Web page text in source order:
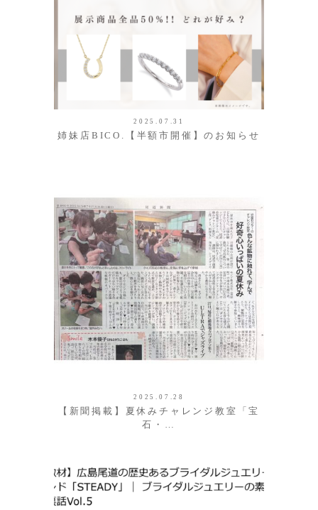
2025.07.31
姉妹店BICO.【半額市開催】のお知らせ
2025.07.28
【新聞掲載】夏休みチャレンジ教室「宝
石・…